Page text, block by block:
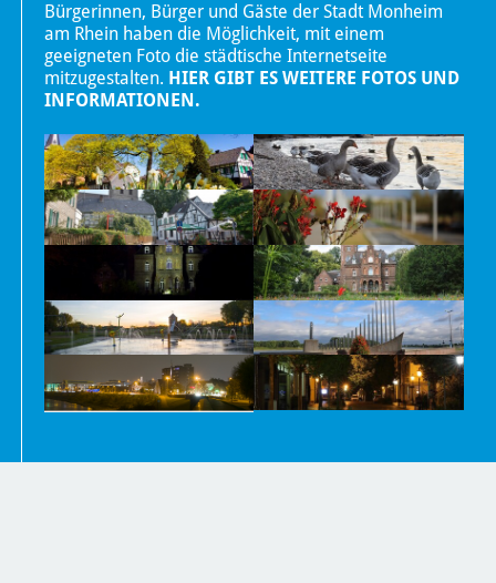
Bürgerinnen, Bürger und Gäste der Stadt Monheim
am Rhein haben die Möglichkeit, mit einem
geeigneten Foto die städtische Internetseite
mitzugestalten. HIER GIBT ES WEITERE FOTOS UND
INFORMATIONEN.